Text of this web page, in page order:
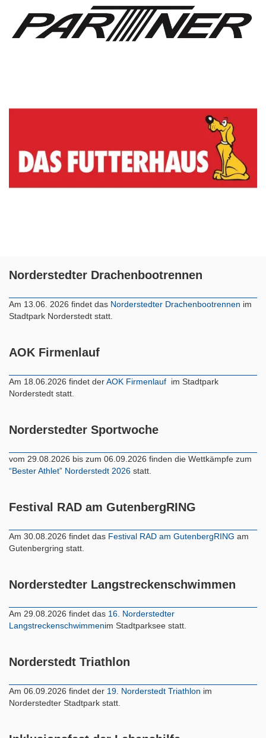
Norderstedter Drachenbootrennen
Am 13.06. 2026 findet das Norderstedter Drachenbootrennen im
Stadtpark Norderstedt statt.
AOK Firmenlauf
Am 18.06.2026 findet derAOK Firmenlauf im Stadtpark
Norderstedt statt.
Norderstedter Sportwoche
vom 29.08.2026 bis zum 06.09.2026 finden die Wettkämpfe zum
“Bester Athlet” Norderstedt 2026 statt.
Festival RAD am GutenbergRING
Am 30.08.2026 findet das Festival RAD am GutenbergRING am
Gutenbergring statt.
Norderstedter Langstreckenschwimmen
Am 29.08.2026 findet das 16. Norderstedter
Langstreckenschwimmenim Stadtparksee statt.
Norderstedt Triathlon
Am 06.09.2026 findet der 19. Norderstedt Triathlon im
Norderstedter Stadtpark statt.